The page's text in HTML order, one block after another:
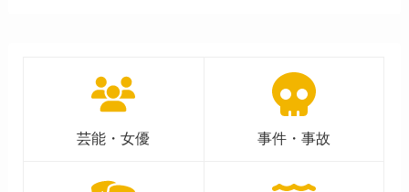
芸能・女優 事件・事故